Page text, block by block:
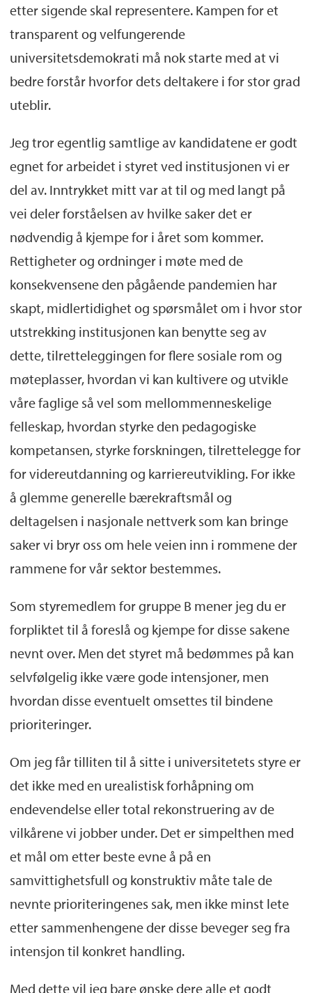
etter sigende skal representere. Kampen for et
transparent og velfungerende
universitetsdemokrati må nok starte med at vi
bedre forstår hvorfor dets deltakere i for stor grad
uteblir.
Jeg tror egentlig samtlige av kandidatene er godt
egnet for arbeidet i styret ved institusjonen vi er
del av. Inntrykket mitt var at til og med langt på
vei deler forståelsen av hvilke saker det er
nødvendig å kjempe for i året som kommer.
Rettigheter og ordninger i møte med de
konsekvensene den pågående pandemien har
skapt, midlertidighet og spørsmålet om i hvor stor
utstrekking institusjonen kan benytte seg av
dette, tilretteleggingen for flere sosiale rom og
møteplasser, hvordan vi kan kultivere og utvikle
våre faglige så vel som mellommenneskelige
felleskap, hvordan styrke den pedagogiske
kompetansen, styrke forskningen, tilrettelegge for
for videreutdanning og karriereutvikling. For ikke
å glemme generelle bærekraftsmål og
deltagelsen i nasjonale nettverk som kan bringe
saker vi bryr oss om hele veien inn i rommene der
rammene for vår sektor bestemmes.
Som styremedlem for gruppe B mener jeg du er
forpliktet til å foreslå og kjempe for disse sakene
nevnt over. Men det styret må bedømmes på kan
selvfølgelig ikke være gode intensjoner, men
hvordan disse eventuelt omsettes til bindene
prioriteringer.
Om jeg får tilliten til å sitte i universitetets styre er
det ikke med en urealistisk forhåpning om
endevendelse eller total rekonstruering av de
vilkårene vi jobber under. Det er simpelthen med
et mål om etter beste evne å på en
samvittighetsfull og konstruktiv måte tale de
nevnte prioriteringenes sak, men ikke minst lete
etter sammenhengene der disse beveger seg fra
intensjon til konkret handling.
Med dette vil jeg bare ønske dere alle et godt